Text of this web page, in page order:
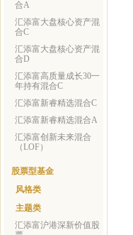
合A
汇添富大盘核心资产混
合C
汇添富大盘核心资产混
合D
汇添富高质量成长30一
年持有混合C
汇添富新睿精选混合C
汇添富新睿精选混合A
汇添富创新未来混合
（LOF）
股票型基金
风格类
主题类
汇添富沪港深新价值股